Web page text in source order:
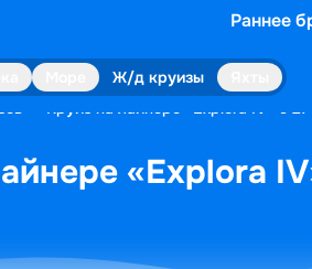
Раннее
Ж/д круизы
Круиз на лайнере «Explora IV» с
«Explora